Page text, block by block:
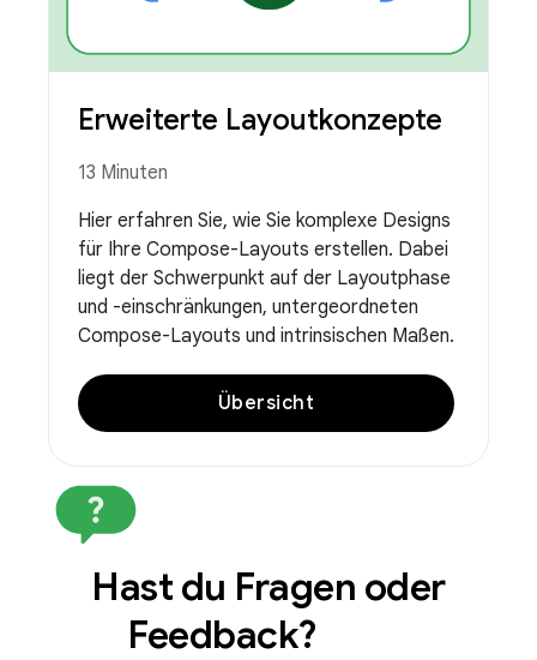
Erweiterte Layoutkonzepte
13 Minuten
Hier erfahren Sie, wie Sie komplexe Designs
für Ihre Compose-Layouts erstellen. Dabei
liegt der Schwerpunkt auf der Layoutphase
und -einschränkungen, untergeordneten
Compose-Layouts und intrinsischen Maßen.
Übersicht
Hast du Fragen oder
Feedback?